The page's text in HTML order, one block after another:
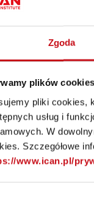
Zgoda
plików cookies
pliki cookies,
usług i
W
Szczegółowe
www.ican.pl/
do wszystkich
online,
o pracowników,
dla
pracę na zmiany z
w większości w
jedną brygadę
się, że